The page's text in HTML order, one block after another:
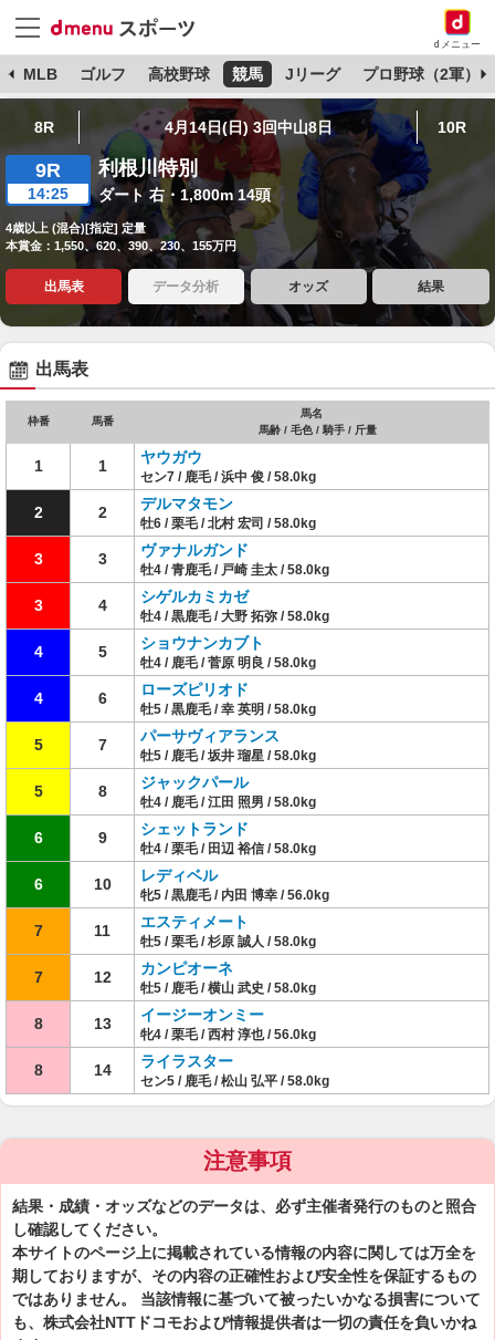
dメニュー
MLB ゴルフ 高校野球 競馬 Jリーグ プロ野球（2軍）
8R 4月14日(日) 3回中山8日 10R
9R
14:25
利根川特別
ダート 右・1,800m 14頭
4歳以上 (混合)[指定] 定量
本賞金：1,550、620、390、230、155万円
出馬表 データ分析 オッズ 結果
出馬表
枠番 馬番
馬名
馬齢 / 毛色 / 騎手 / 斤量
1 1 ヤウガウ
セン7 / 鹿毛 / 浜中 俊 / 58.0kg
2 2 デルマタモン
牡6 / 栗毛 / 北村 宏司 / 58.0kg
3 3 ヴァナルガンド
牡4 / 青鹿毛 / 戸崎 圭太 / 58.0kg
3 4 シゲルカミカゼ
牡4 / 黒鹿毛 / 大野 拓弥 / 58.0kg
4 5 ショウナンカブト
牡4 / 鹿毛 / 菅原 明良 / 58.0kg
4 6 ローズピリオド
牡5 / 黒鹿毛 / 幸 英明 / 58.0kg
5 7 パーサヴィアランス
牡5 / 鹿毛 / 坂井 瑠星 / 58.0kg
5 8 ジャックパール
牡4 / 鹿毛 / 江田 照男 / 58.0kg
6 9 シェットランド
牡4 / 栗毛 / 田辺 裕信 / 58.0kg
6 10 レディベル
牝5 / 黒鹿毛 / 内田 博幸 / 56.0kg
7 11 エスティメート
牡5 / 栗毛 / 杉原 誠人 / 58.0kg
7 12 カンピオーネ
牡5 / 鹿毛 / 横山 武史 / 58.0kg
8 13 イージーオンミー
牝4 / 栗毛 / 西村 淳也 / 56.0kg
8 14 ライラスター
セン5 / 鹿毛 / 松山 弘平 / 58.0kg
注意事項
結果・成績・オッズなどのデータは、必ず主催者発行のものと照合
し確認してください。
本サイトのページ上に掲載されている情報の内容に関しては万全を
期しておりますが、その内容の正確性および安全性を保証するもの
ではありません。 当該情報に基づいて被ったいかなる損害について
も、株式会社NTTドコモおよび情報提供者は一切の責任を負いかね